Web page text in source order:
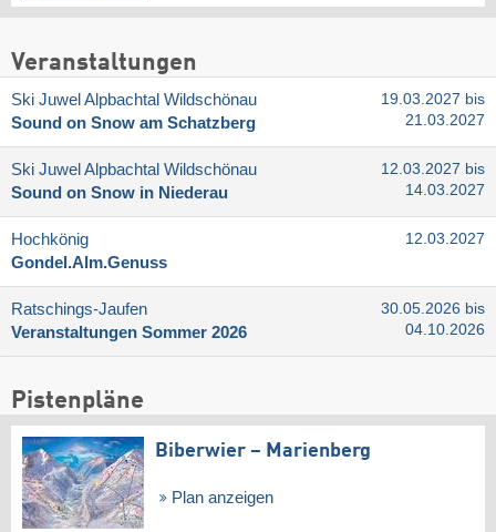
Veranstaltungen
Ski Juwel Alpbachtal Wildschönau
Sound on Snow am Schatzberg
19.03.2027 bis
21.03.2027
Ski Juwel Alpbachtal Wildschönau
Sound on Snow in Niederau
12.03.2027 bis
14.03.2027
Hochkönig
Gondel.Alm.Genuss
12.03.2027
Ratschings-Jaufen
Veranstaltungen Sommer 2026
30.05.2026 bis
04.10.2026
Pistenpläne
Biberwier – Marienberg
Plan anzeigen